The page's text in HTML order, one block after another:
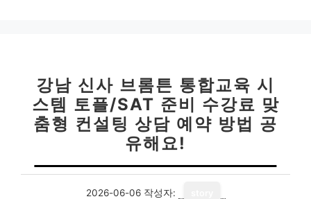
강남 신사 브롬튼 통합교육 시
스템 토플/SAT 준비 수강료 맞
춤형 컨설팅 상담 예약 방법 공
유해요!
2026-06-06 작성자: